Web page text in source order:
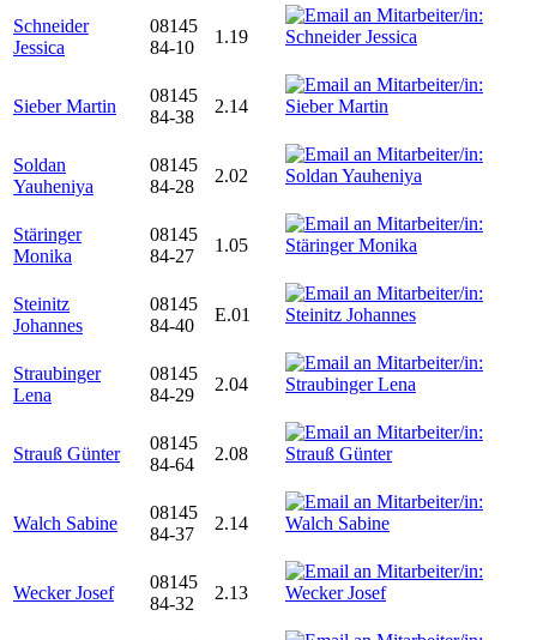
Schneider
Jessica
08145
84-10
1.19
Sieber Martin
08145
84-38
2.14
Soldan
Yauheniya
08145
84-28
2.02
Stäringer
Monika
08145
84-27
1.05
Steinitz
Johannes
08145
84-40
E.01
Straubinger
Lena
08145
84-29
2.04
Strauß Günter
08145
84-64
2.08
Walch Sabine
08145
84-37
2.14
Wecker Josef
08145
84-32
2.13